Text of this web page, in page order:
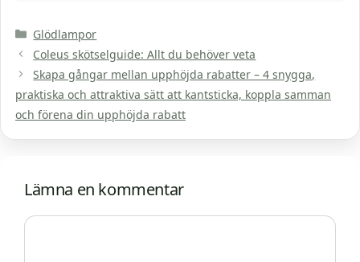
Kategorier
Glödlampor
Coleus skötselguide: Allt du behöver veta
Skapa gångar mellan upphöjda rabatter – 4 snygga,
praktiska och attraktiva sätt att kantsticka, koppla samman
och förena din upphöjda rabatt
Lämna en kommentar
Kommentar